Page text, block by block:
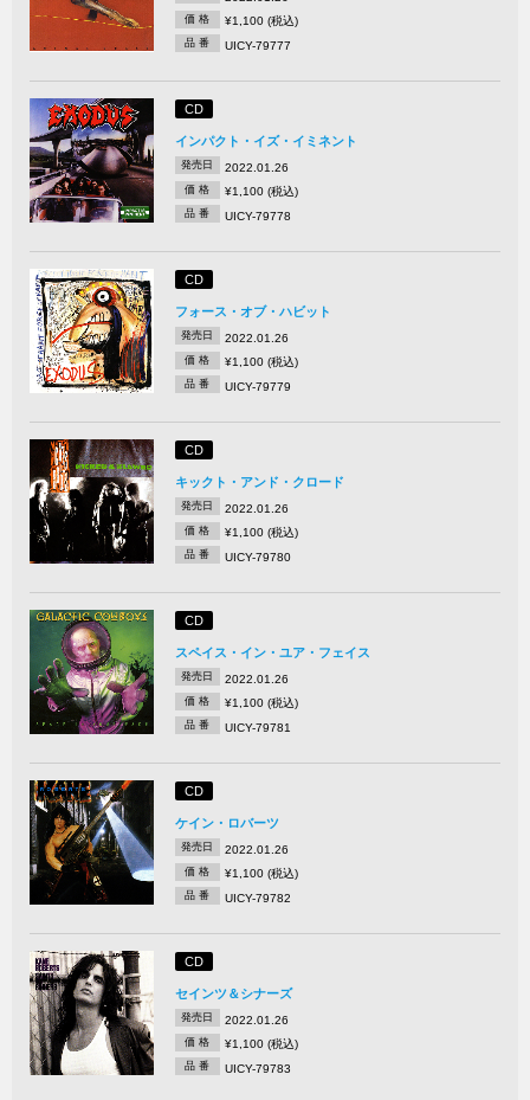
価 格 ¥1,100 (税込)
品 番 UICY-79777
CD
インパクト・イズ・イミネント
発売日 2022.01.26
価 格 ¥1,100 (税込)
品 番 UICY-79778
CD
フォース・オブ・ハビット
発売日 2022.01.26
価 格 ¥1,100 (税込)
品 番 UICY-79779
CD
キックト・アンド・クロード
発売日 2022.01.26
価 格 ¥1,100 (税込)
品 番 UICY-79780
CD
スペイス・イン・ユア・フェイス
発売日 2022.01.26
価 格 ¥1,100 (税込)
品 番 UICY-79781
CD
ケイン・ロバーツ
発売日 2022.01.26
価 格 ¥1,100 (税込)
品 番 UICY-79782
CD
セインツ＆シナーズ
発売日 2022.01.26
価 格 ¥1,100 (税込)
品 番 UICY-79783